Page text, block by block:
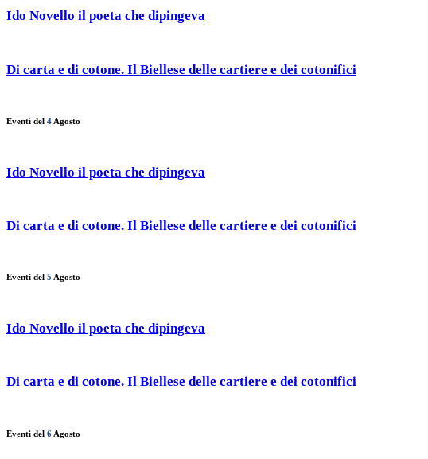
Ido Novello il poeta che dipingeva
Di carta e di cotone. Il Biellese delle cartiere e dei cotonifici
Eventi del 4 Agosto
Ido Novello il poeta che dipingeva
Di carta e di cotone. Il Biellese delle cartiere e dei cotonifici
Eventi del 5 Agosto
Ido Novello il poeta che dipingeva
Di carta e di cotone. Il Biellese delle cartiere e dei cotonifici
Eventi del 6 Agosto